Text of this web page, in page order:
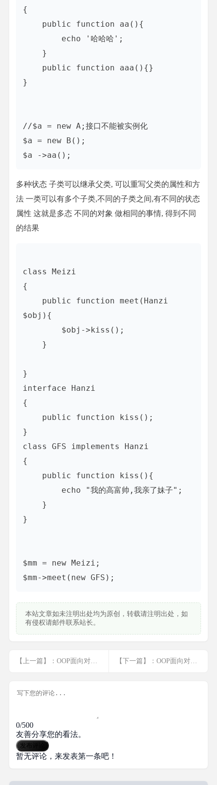
{
}
//$a = new A;接口不能被实例化
$a = new B();
多种状态 子类可以继承父类, 可以重写父类的属性和方
法 一类可以有多个子类,不同的子类之间,有不同的状态
属性 这就是多态 不同的对象 做相同的事情, 得到不同
的结果
class Meizi
{
$obj){
}
interface Hanzi
{
}
class GFS implements Hanzi
{
}
$mm = new Meizi;
本站文章如未注明出处均为原创，转载请注明出处，如
有侵权请邮件联系站长。
0/500
友善分享您的看法。
发布评论
暂无评论，来发表第一条吧！